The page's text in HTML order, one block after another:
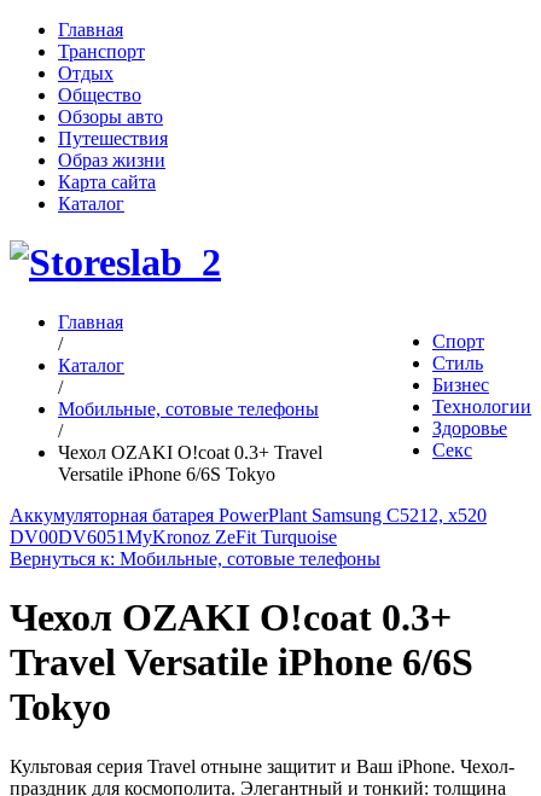
Главная
Транспорт
Отдых
Общество
Обзоры авто
Путешествия
Образ жизни
Карта сайта
Каталог
Спорт
Стиль
Бизнес
Технологии
Здоровье
Секс
Главная
/
Каталог
/
Мобильные, сотовые телефоны
/
Чехол OZAKI O!coat 0.3+ Travel
Versatile iPhone 6/6S Tokyo
Аккумуляторная батарея PowerPlant Samsung C5212, x520
DV00DV6051MyKronoz ZeFit Turquoise
Вернуться к: Мобильные, сотовые телефоны
Чехол OZAKI O!coat 0.3+
Travel Versatile iPhone 6/6S
Tokyo
Культовая серия Travel отныне защитит и Ваш iPhone. Чехол-
праздник для космополита. Элегантный и тонкий: толщина